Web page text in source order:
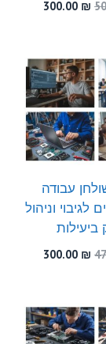
המחיר
500.00 ₪.
300.00 ₪
המחיר
300.00 ₪.
עבודה
לגיבוי וניהול
ביעילות
המחיר
300.00 ₪
המחיר